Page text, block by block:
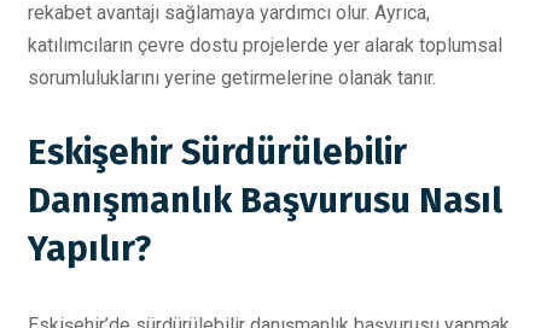
rekabet avantajı sağlamaya yardımcı olur. Ayrıca,
katılımcıların çevre dostu projelerde yer alarak toplumsal
sorumluluklarını yerine getirmelerine olanak tanır.
Eskişehir Sürdürülebilir
Danışmanlık Başvurusu Nasıl
Yapılır?